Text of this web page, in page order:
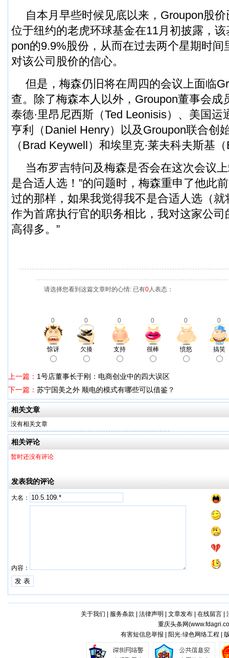
自本月早些时候见底以来，Groupon股
位于纽约的老虎环球基金在11月初披露，
pon的9.9%股份，从而在过去两个星期时间
对该公司股价的信心。
但是，梅森仍旧将在周四的会议上面临
查。除了梅森本人以外，Groupon董事会成
泰德·里昂尼西斯（Ted Leonisis）、美国运
亨利（Daniel Henry）以及Groupon联合创
（Brad Keywell）和埃里克·莱夫科夫斯基
当布罗吉特问及梅森是否会在这次会议
是合适人选！”的问题时，梅森重申了他此
过的那样，如果我觉得我不是合适人选（
作为首席执行官的职务相比，我对这家公
高得多。”
请选择您看到这篇文章时的心情: 已有0人表态：
0 0 0 0 0 0
惊讶 欠揍 支持 很棒 愤怒 搞笑
上一篇： 1号店董事长于刚：电商创业中的四大误区
下一篇： 苏宁国美之外 顺电的模式有哪些可以借鉴？
相关文章
没有相关文章
相关评论
暂时还没有评论
发表我的评论
大名：
内容：
关于我们 服务条款 法律声明 文章发布| 在线留言|
重庆头条网(
有害短信息举报 | 阳光·绿色网络工程 |